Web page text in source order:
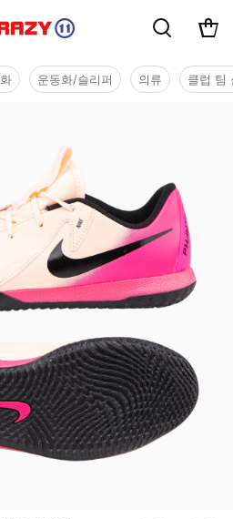
운동화/슬리퍼 의류 클럽 팀